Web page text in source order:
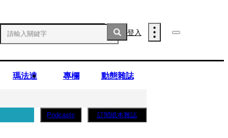
登入
瑪法達 專欄 動態雜誌
Podcasts 訂閱紙本雜誌